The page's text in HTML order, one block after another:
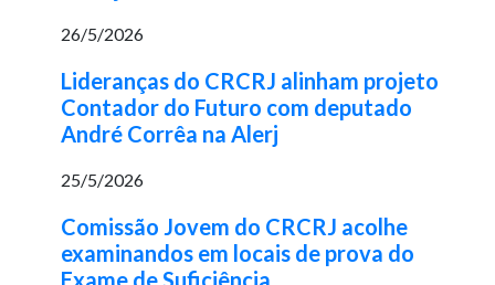
26/5/2026
Lideranças do CRCRJ alinham projeto
Contador do Futuro com deputado
André Corrêa na Alerj
25/5/2026
Comissão Jovem do CRCRJ acolhe
examinandos em locais de prova do
Exame de Suficiência